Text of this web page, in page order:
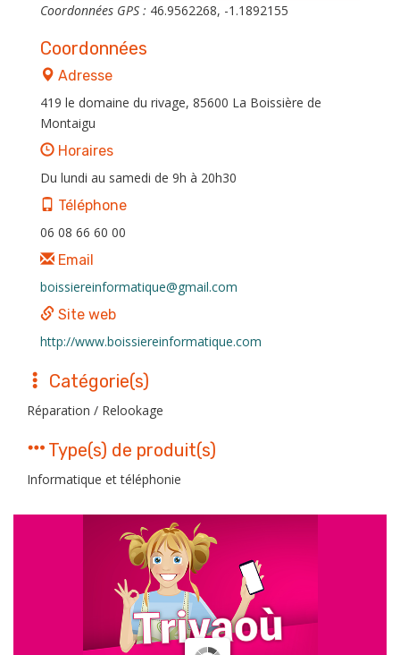
Coordonnées GPS : 46.9562268, -1.1892155
Coordonnées
Adresse
419 le domaine du rivage, 85600 La Boissière de
Montaigu
Horaires
Du lundi au samedi de 9h à 20h30
Téléphone
06 08 66 60 00
Email
boissiereinformatique@gmail.com
Site web
http://www.boissiereinformatique.com
Catégorie(s)
Réparation / Relookage
Type(s) de produit(s)
Informatique et téléphonie